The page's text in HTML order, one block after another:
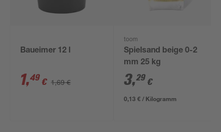
Baueimer 12 l
1,49 € 1,69 €
toom
Spielsand beige 0-2
mm 25 kg
3,29 €
0,13 € / Kilogramm